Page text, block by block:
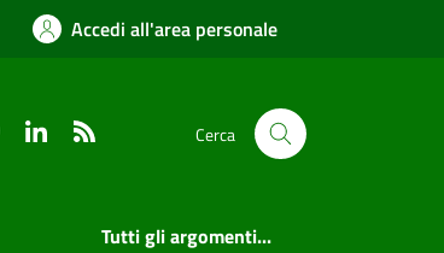
Accedi all'area personale
WhatsAppLinkedIn Cerca
Tutti gli argomenti...